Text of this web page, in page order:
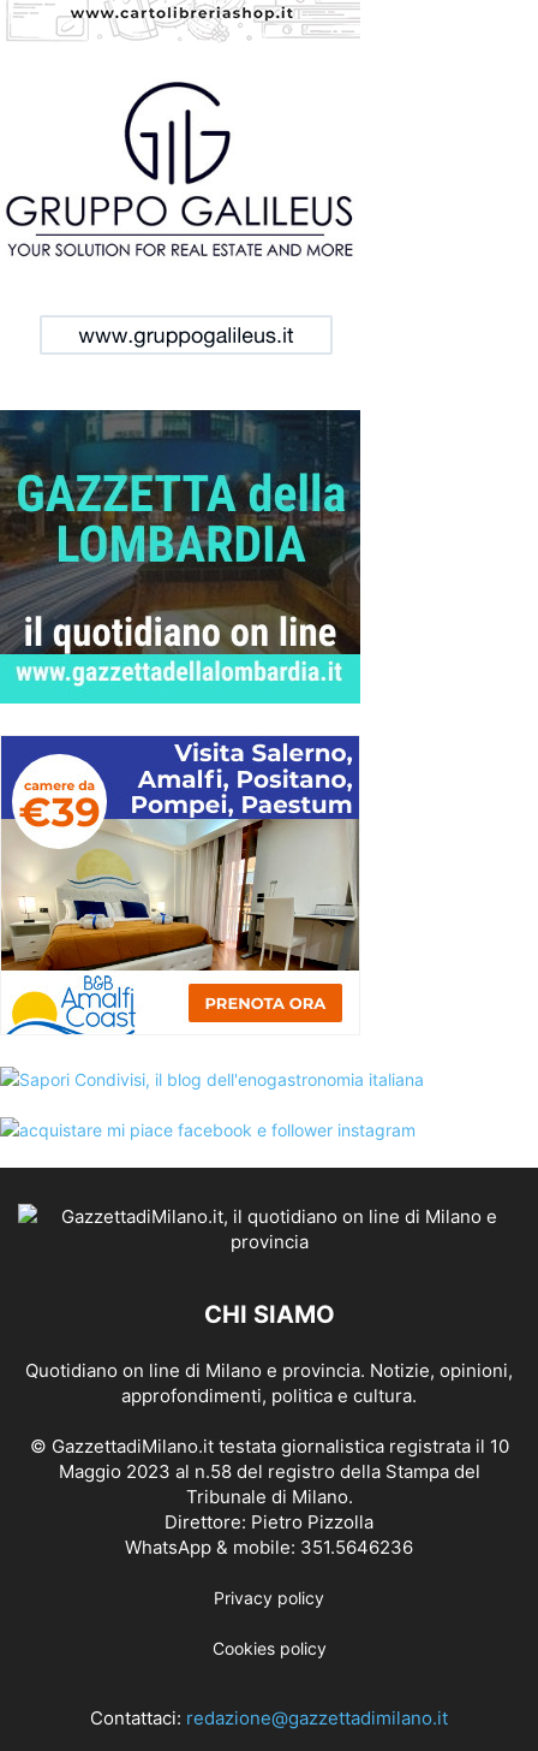
CHI SIAMO
Quotidiano on line di Milano e provincia. Notizie, opinioni,
approfondimenti, politica e cultura.
© GazzettadiMilano.it testata giornalistica registrata il 10
Maggio 2023 al n.58 del registro della Stampa del
Tribunale di Milano.
Direttore: Pietro Pizzolla
WhatsApp & mobile: 351.5646236
Privacy policy
Cookies policy
Contattaci: redazione@gazzettadimilano.it